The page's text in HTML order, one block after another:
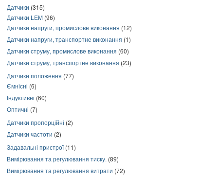
Датчики (315)
Датчики LEM (96)
Датчики напруги, промислове виконання (12)
Датчики напруги, транспортне виконання (1)
Датчики струму, промислове виконання (60)
Датчики струму, транспортне виконання (23)
Датчики положення (77)
Ємнісні (6)
Індуктивні (60)
Оптичні (7)
Датчики пропорційні (2)
Датчики частоти (2)
Задавальні пристрої(11)
Вимірювання та регулювання тиску. (89)
Вимірювання та регулювання витрати (72)